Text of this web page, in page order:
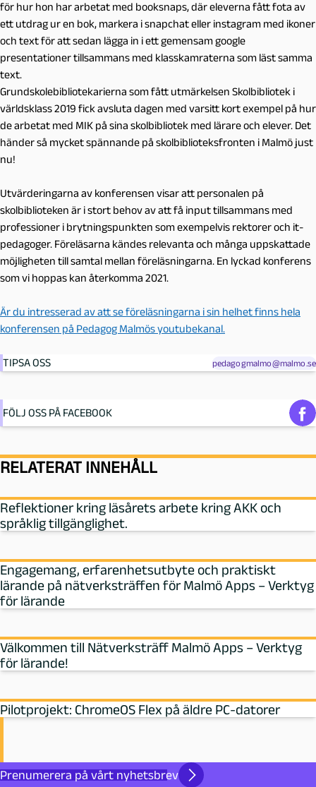
för hur hon har arbetat med booksnaps, där eleverna fått fota av
ett utdrag ur en bok, markera i snapchat eller instagram med ikoner
och text för att sedan lägga in i ett gemensam google
presentationer tillsammans med klasskamraterna som läst samma
text.
Grundskolebibliotekarierna som fått utmärkelsen Skolbibliotek i
världsklass 2019 fick avsluta dagen med varsitt kort exempel på hur
de arbetat med MIK på sina skolbibliotek med lärare och elever. Det
händer så mycket spännande på skolbiblioteksfronten i Malmö just
nu!
Utvärderingarna av konferensen visar att personalen på
skolbiblioteken är i stort behov av att få input tillsammans med
professioner i brytningspunkten som exempelvis rektorer och it-
pedagoger. Föreläsarna kändes relevanta och många uppskattade
möjligheten till samtal mellan föreläsningarna. En lyckad konferens
som vi hoppas kan återkomma 2021.
Är du intresserad av att se föreläsningarna i sin helhet finns hela
konferensen på Pedagog Malmös youtubekanal.
TIPSA OSS pedagogmalmo@malmo.se
FÖLJ OSS PÅ FACEBOOK
RELATERAT INNEHÅLL
Reflektioner kring läsårets arbete kring AKK och
språklig tillgänglighet.
Engagemang, erfarenhetsutbyte och praktiskt
lärande på nätverksträffen för Malmö Apps – Verktyg
för lärande
Välkommen till Nätverksträff Malmö Apps – Verktyg
för lärande!
Pilotprojekt: ChromeOS Flex på äldre PC-datorer
Prenumerera på vårt nyhetsbrev